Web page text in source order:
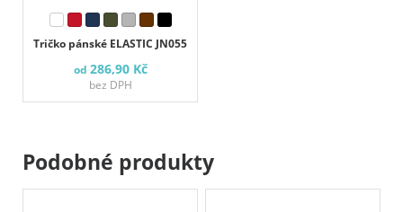
Tričko pánské ELASTIC JN055
od 286,90 Kč
bez DPH
Podobné produkty